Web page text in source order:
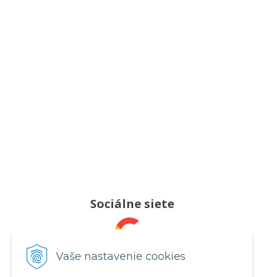
Vaše nastavenie cookies
Sociálne siete
Pridajte nám recenziu